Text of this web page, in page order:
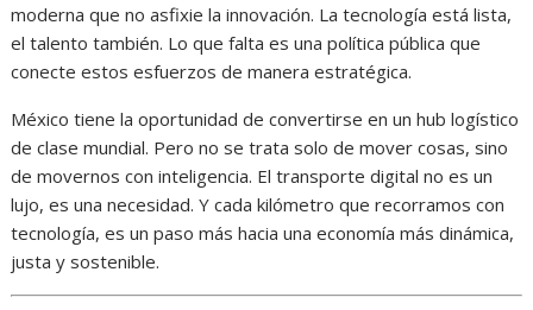
moderna que no asfixie la innovación. La tecnología está lista,
el talento también. Lo que falta es una política pública que
conecte estos esfuerzos de manera estratégica.
México tiene la oportunidad de convertirse en un hub logístico
de clase mundial. Pero no se trata solo de mover cosas, sino
de movernos con inteligencia. El transporte digital no es un
lujo, es una necesidad. Y cada kilómetro que recorramos con
tecnología, es un paso más hacia una economía más dinámica,
justa y sostenible.